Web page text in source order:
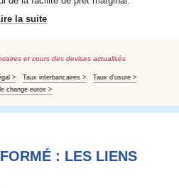
la suite
et cours des devises actualisés
> Taux interbancaires >
Taux d’usure >
change euros >
: LES LIENS